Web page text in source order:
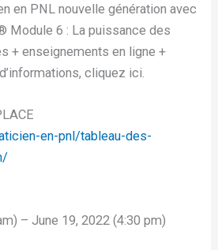
en PNL nouvelle génération avec
Module 6 : La puissance des
+ enseignements en ligne +
cliquez ici.
en-pnl/tableau-des-
– June 19, 2022 (4:30 pm)